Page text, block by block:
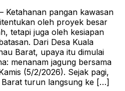
pangan kawasan
oleh proyek besar
tetapi juga oleh kesiapan
Dari Desa Kuala
Barat, upaya itu dimulai
menanam jagung bersama
(5/2/2026). Sejak pagi,
turun langsung ke […]